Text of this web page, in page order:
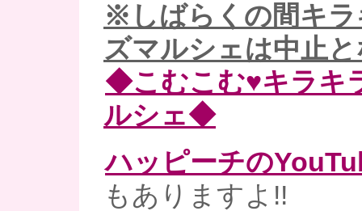
※しばらくの間キ
ズマルシェは中止
◆こむこむ♥キラキ
ルシェ◆
ハッピーチの
もありますよ!!